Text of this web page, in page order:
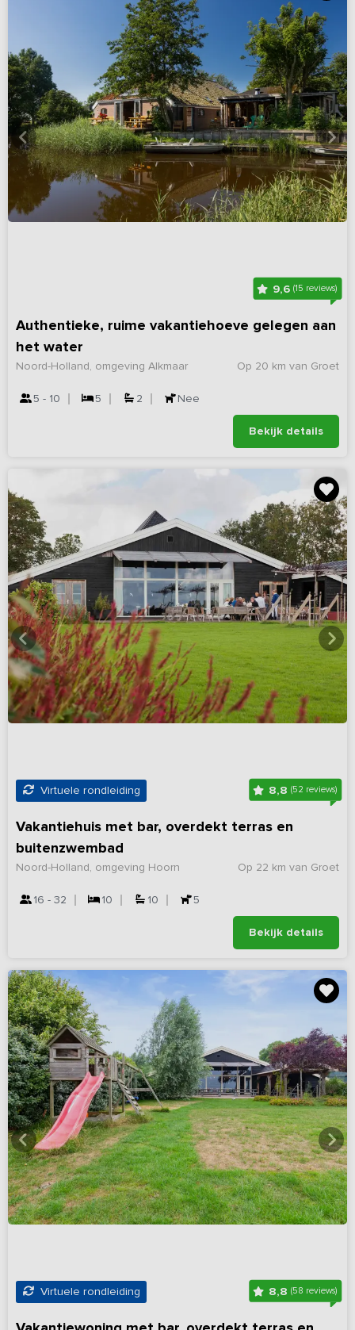
9,6(15 reviews)
Authentieke, ruime vakantiehoeve gelegen aan
het water
Op 20 km van Groet
Noord-Holland, omgeving Alkmaar
5 - 10 5 2 Nee
Bekijk details
Virtuele rondleiding 8,8 (52 reviews)
Vakantiehuis met bar, overdekt terras en
buitenzwembad
Op 22 km van Groet
Noord-Holland, omgeving Hoorn
16 - 32 10 10 5
Bekijk details
Virtuele rondleiding 8,8 (58 reviews)